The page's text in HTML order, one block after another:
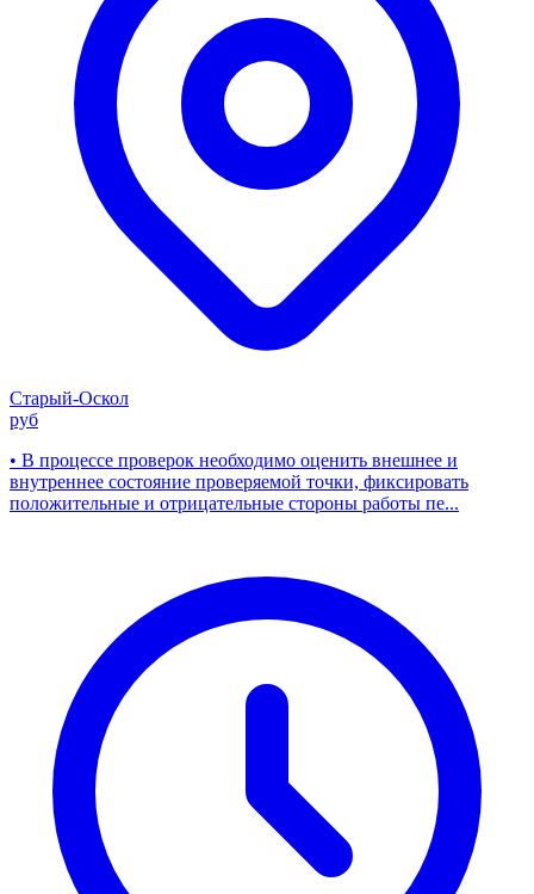
Старый-Оскол
руб
• В процессе проверок необходимо оценить внешнее и
внутреннее состояние проверяемой точки, фиксировать
положительные и отрицательные стороны работы пе...